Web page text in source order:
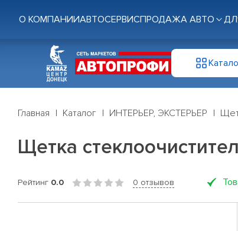
О КОМПАНИИАВТОСЕРВИСПРОДАЖА АВТО
Главная Каталог ИНТЕРЬЕР, ЭКСТЕРЬЕР
Щетка
Рейтинг 0.0 0 отзывов